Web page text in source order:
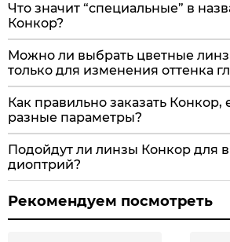
Что значит “специальные” в
Конкор?
Можно ли выбрать цветные
только для изменения оттенка
Как правильно заказать Конкор,
разные параметры?
Подойдут ли линзы Конкор для
диоптрий?
Рекомендуем посмотреть